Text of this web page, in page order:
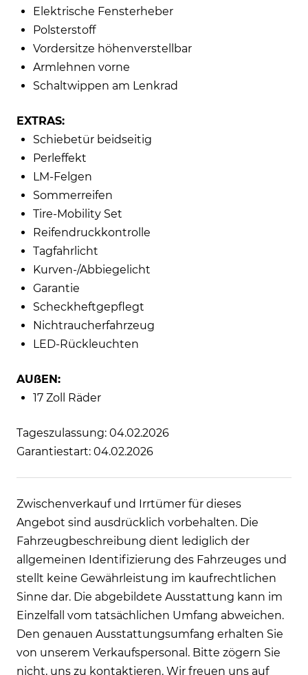
Elektrische Fensterheber
Polsterstoff
Vordersitze höhenverstellbar
Armlehnen vorne
Schaltwippen am Lenkrad
EXTRAS:
Schiebetür beidseitig
Perleffekt
LM-Felgen
Sommerreifen
Tire-Mobility Set
Reifendruckkontrolle
Tagfahrlicht
Kurven-/Abbiegelicht
Garantie
Scheckheftgepflegt
Nichtraucherfahrzeug
LED-Rückleuchten
AUßEN:
17 Zoll Räder
Tageszulassung: 04.02.2026
Garantiestart: 04.02.2026
Zwischenverkauf und Irrtümer für dieses
Angebot sind ausdrücklich vorbehalten. Die
Fahrzeugbeschreibung dient lediglich der
allgemeinen Identifizierung des Fahrzeuges und
stellt keine Gewährleistung im kaufrechtlichen
Sinne dar. Die abgebildete Ausstattung kann im
Einzelfall vom tatsächlichen Umfang abweichen.
Den genauen Ausstattungsumfang erhalten Sie
von unserem Verkaufspersonal. Bitte zögern Sie
nicht, uns zu kontaktieren. Wir freuen uns auf